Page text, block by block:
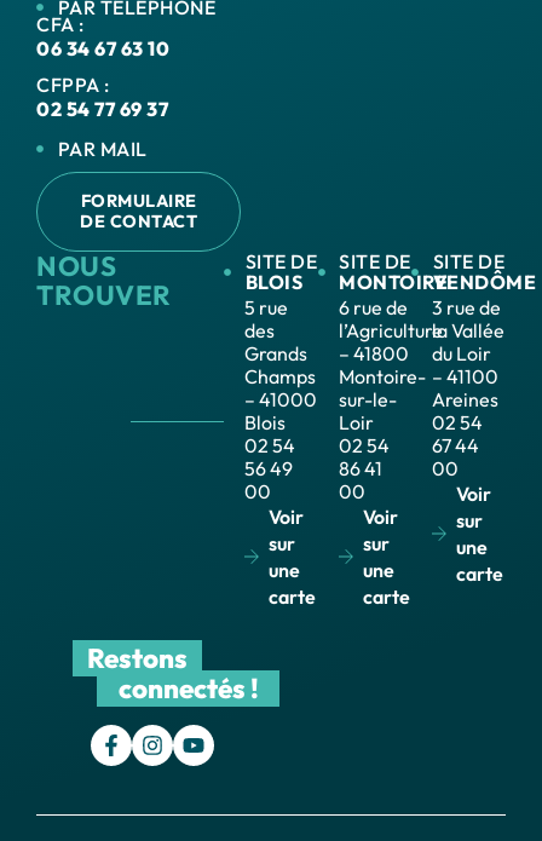
PAR TÉLÉPHONE
CFA :
06 34 67 63 10
CFPPA :
02 54 77 69 37
PAR MAIL
FORMULAIRE
DE CONTACT
NOUS
TROUVER
SITE DE
BLOIS
5 rue
des
Grands
Champs
– 41000
Blois
02 54
56 49
00
Voir
sur
une
carte
SITE DE
MONTOIRE
6 rue de
l’Agriculture
– 41800
Montoire-
sur-le-
Loir
02 54
86 41
00
Voir
sur
une
carte
SITE DE
VENDÔME
3 rue de
la Vallée
du Loir
– 41100
Areines
02 54
67 44
00
Voir
sur
une
carte
Restons
connectés !